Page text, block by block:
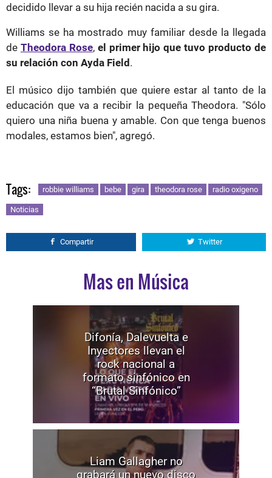
decidido llevar a su hija recién nacida a su gira.
Williams se ha mostrado muy familiar desde la llegada
de Theodora Rose, el primer hijo que tuvo producto de
su relación con Ayda Field.
El músico dijo también que quiere estar al tanto de la
educación que va a recibir la pequeña Theodora. "Sólo
quiero una niña buena y amable. Con que tenga buenos
modales, estamos bien", agregó.
Tags: robbie williams bebe gira theodora rose radio oxigeno
Noticias
Compartir Twitter
Mas en Música
Difonía, Dalevuelta e
Inyectores llevan el
rock nacional a
formato sinfónico en
“Brutal Sinfónico”
Liam Gallagher no
grabará un nuevo disco